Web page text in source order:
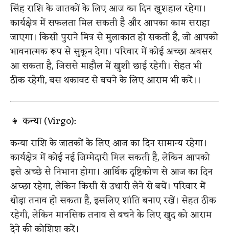
सिंह राशि के जातकों के लिए आज का दिन खुशहाल रहेगा।
कार्यक्षेत्र में सफलता मिल सकती है और आपका काम सराहा
जाएगा। किसी पुराने मित्र से मुलाकात हो सकती है, जो आपको
भावनात्मक रूप से सुकून देगा। परिवार में कोई अच्छा अवसर
आ सकता है, जिससे माहौल में खुशी छाई रहेगी। सेहत भी
ठीक रहेगी, बस थकावट से बचने के लिए आराम भी करें।।
👧 कन्या (Virgo):
कन्या राशि के जातकों के लिए आज का दिन सामान्य रहेगा।
कार्यक्षेत्र में कोई नई जिम्मेदारी मिल सकती है, लेकिन आपको
इसे अच्छे से निभाना होगा। आर्थिक दृष्टिकोण से आज का दिन
अच्छा रहेगा, लेकिन किसी से उधारी लेने से बचें। परिवार में
थोड़ा तनाव हो सकता है, इसलिए शांति बनाए रखें। सेहत ठीक
रहेगी, लेकिन मानसिक तनाव से बचने के लिए खुद को आराम
देने की कोशिश करें।